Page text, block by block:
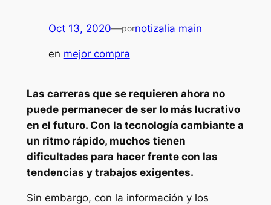
Oct 13, 2020—pornotizalia main
en mejor compra
Las carreras que se requieren ahora no
puede permanecer de ser lo más lucrativo
en el futuro. Con la tecnología cambiante a
un ritmo rápido, muchos tienen
dificultades para hacer frente con las
tendencias y trabajos exigentes.
Sin embargo, con la información y los